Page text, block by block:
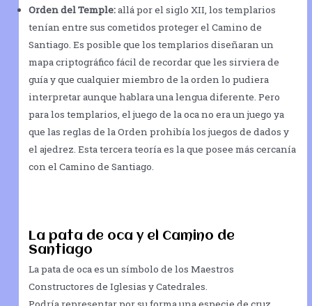
Orden del Temple:allá por el siglo XII, los templarios
tenían entre sus cometidos proteger el Camino de
Santiago. Es posible que los templarios diseñaran un
mapa criptográfico fácil de recordar que les sirviera de
guía y que cualquier miembro de la orden lo pudiera
interpretar aunque hablara una lengua diferente. Pero
para los templarios, el juego de la oca no era un juego ya
que las reglas de la Orden prohibía los juegos de dados y
el ajedrez. Esta tercera teoría es la que posee más cercanía
con el Camino de Santiago.
La pata de oca y el Camino de
Santiago
La pata de oca es un símbolo de los Maestros
Constructores de Iglesias y Catedrales.